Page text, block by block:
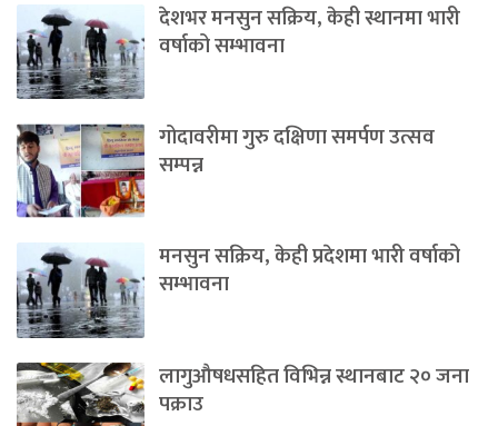
देशभर मनसुन सक्रिय, केही स्थानमा भारी
वर्षाको सम्भावना
गोदावरीमा गुरु दक्षिणा समर्पण उत्सव
सम्पन्न
मनसुन सक्रिय, केही प्रदेशमा भारी वर्षाको
सम्भावना
लागुऔषधसहित विभिन्न स्थानबाट २० जना
पक्राउ